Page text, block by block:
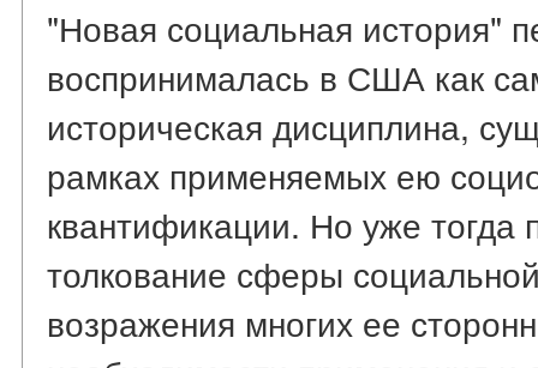
"Новая социальная история"
воспринималась в США как
историческая дисциплина,
рамках применяемых ею
квантификации. Но уже тогда
толкование сферы
возражения многих ее